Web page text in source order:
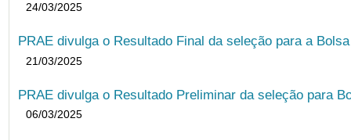
24/03/2025
PRAE divulga o Resultado Final da seleção para a
21/03/2025
PRAE divulga o Resultado Preliminar da seleção para
06/03/2025